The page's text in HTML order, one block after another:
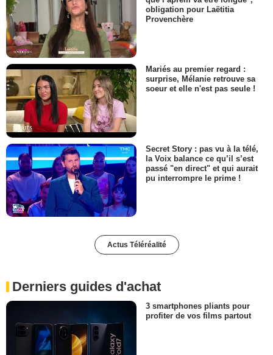
obligation pour Laëtitia
Provenchère
Mariés au premier regard :
surprise, Mélanie retrouve sa
soeur et elle n'est pas seule !
Secret Story : pas vu à la télé,
la Voix balance ce qu’il s’est
passé "en direct" et qui aurait
pu interrompre le prime !
Actus Téléréalité
Derniers guides d'achat
3 smartphones pliants pour
profiter de vos films partout